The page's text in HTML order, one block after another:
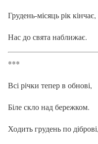
Грудень-місяць рік кінчає,
Нас до свята наближає.
***
Всі річки тепер в обнові,
Біле скло над бережком.
Ходить грудень по діброві,